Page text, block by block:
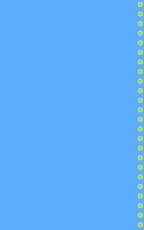
o
o
o
o
o
o
o
o
o
o
o
o
o
o
o
o
o
o
o
o
o
o
o
o